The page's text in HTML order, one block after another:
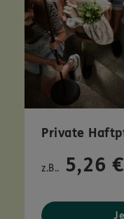
Private
z.B.. 5,26 €